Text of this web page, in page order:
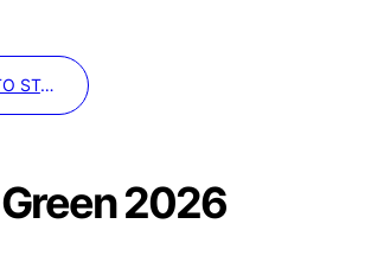
COMUNICATO STAMPA
2026